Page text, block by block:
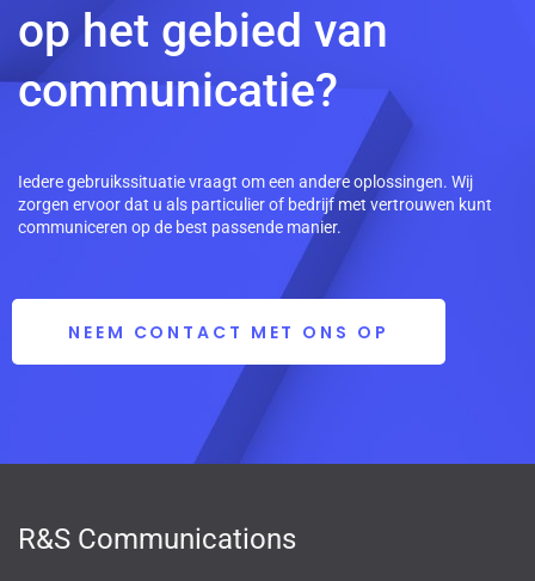
op het gebied van
communicatie?
Iedere gebruikssituatie vraagt om een andere oplossingen. Wij
zorgen ervoor dat u als particulier of bedrijf met vertrouwen kunt
communiceren op de best passende manier.
NEEM CONTACT MET ONS OP
R&S Communications